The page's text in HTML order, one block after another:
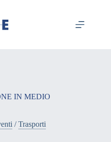
IN MEDIO
/Trasporti